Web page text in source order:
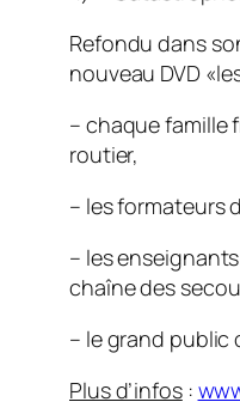
Refondu dans
nouveau DVD «
– chaque famille
routier,
– les formateurs
– les
chaîne des
– le grand public
Plus d’infos: